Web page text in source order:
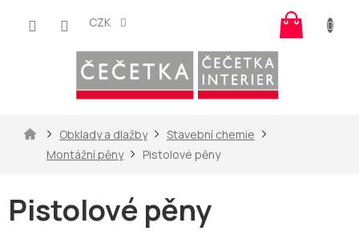
CZK
košík
DomůObklady a dlažby
Stavební chemie
Montážní pěny
Pistolové pěny
Pistolové pěny